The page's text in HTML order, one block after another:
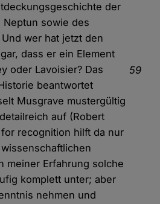
der
Neptun sowie des
wer hat jetzt den
dass er ein Element
oder Lavoisier? Das
beantwortet
Musgrave mustergültig
auf (Robert
recognition hilft da nur
meiner Erfahrung solche
komplett unter; aber
nehmen und
59